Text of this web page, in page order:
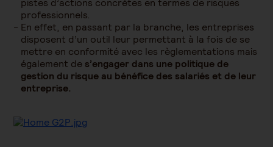
pistes d’actions concrètes en termes de risques
professionnels.
En effet, en passant par la branche, les entreprises
disposent d’un outil leur permettant à la fois de se
mettre en conformité avec les règlementations mais
également de s’engager dans une politique de
gestion du risque au bénéfice des salariés et de leur
entreprise.